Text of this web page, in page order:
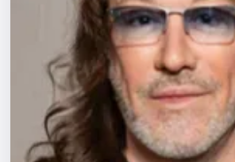
Города
Площадки